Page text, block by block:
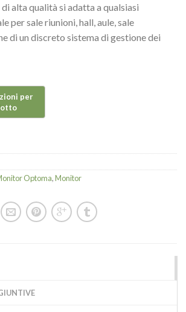
alta qualità si adatta a qualsiasi
per sale riunioni, hall, aule, sale
di un discreto sistema di gestione dei
Optoma,Monitor